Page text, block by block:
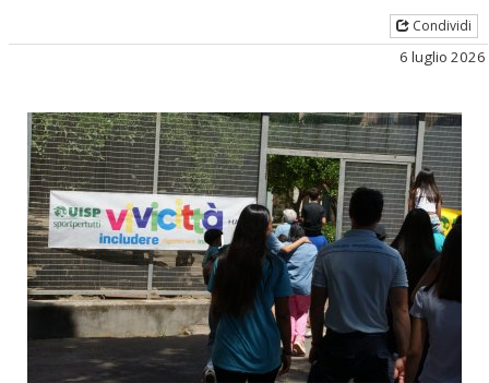
Condividi
6 luglio 2026